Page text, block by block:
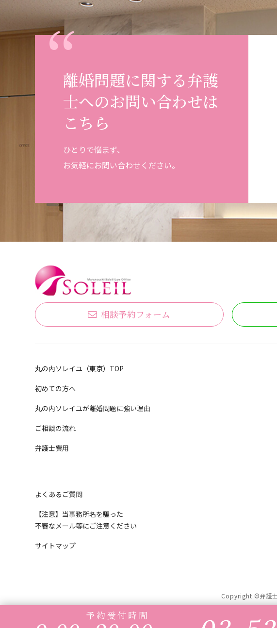
離婚問題に関する弁護
士へのお問い合わせは
こちら
ひとりで悩まず、
お気軽にお問い合わせください。
相談予約フォーム
丸の内ソレイユ（東京）TOP
初めての方へ
丸の内ソレイユが離婚問題に強い理由
ご相談の流れ
弁護士費用
よくあるご質問
【注意】当事務所名を騙った
不審なメール等にご注意ください
サイトマップ
Copyright ©弁護
予約受付時間